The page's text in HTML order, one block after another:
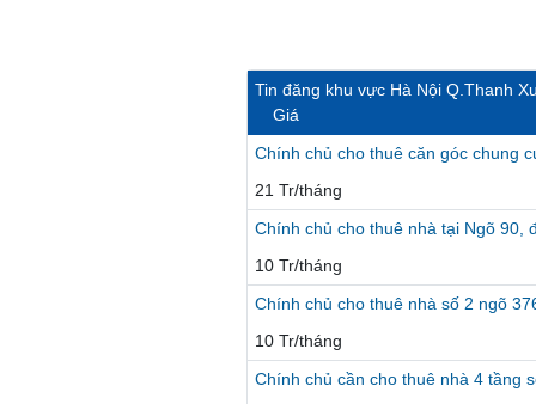
Tin đăng khu vực Hà Nội Q.Thanh
Giá
Chính chủ cho thuê căn góc chung
21 Tr/tháng
Chính chủ cho thuê nhà tại Ngõ 90,
10 Tr/tháng
Chính chủ cho thuê nhà số 2 ngõ
10 Tr/tháng
Chính chủ cần cho thuê nhà 4 tầng